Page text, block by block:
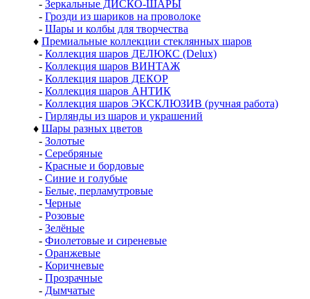
- Зеркальные ДИСКО-ШАРЫ
- Грозди из шариков на проволоке
- Шары и колбы для творчества
♦ Премиальные коллекции стеклянных шаров
- Коллекция шаров ДЕЛЮКС (Delux)
- Коллекция шаров ВИНТАЖ
- Коллекция шаров ДЕКОР
- Коллекция шаров АНТИК
- Коллекция шаров ЭКСКЛЮЗИВ (ручная работа)
- Гирлянды из шаров и украшений
♦ Шары разных цветов
- Золотые
- Серебряные
- Красные и бордовые
- Синие и голубые
- Белые, перламутровые
- Черные
- Розовые
- Зелёные
- Фиолетовые и сиреневые
- Оранжевые
- Коричневые
- Прозрачные
- Дымчатые